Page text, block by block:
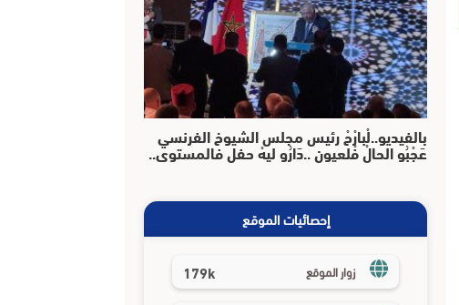
بالفيديو..لْبارْحْ رئيس مجلس الشيوخ الفرنسي
عَجْبُو الحالْ فْلعيون ..دَارُو ليهْ حفل فالمستوى..
إحصائيات الموقع
زوار الموقع 179k